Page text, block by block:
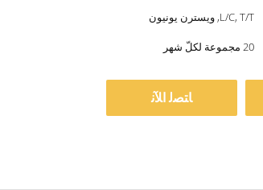
L/C, T/T, ويسترن يونيون
20 مجموعة لكلّ شهر
ﺎﺘﺼﻟ ﺍﻶﻧ